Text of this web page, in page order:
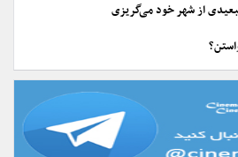
از شهر خود می‌گریزی